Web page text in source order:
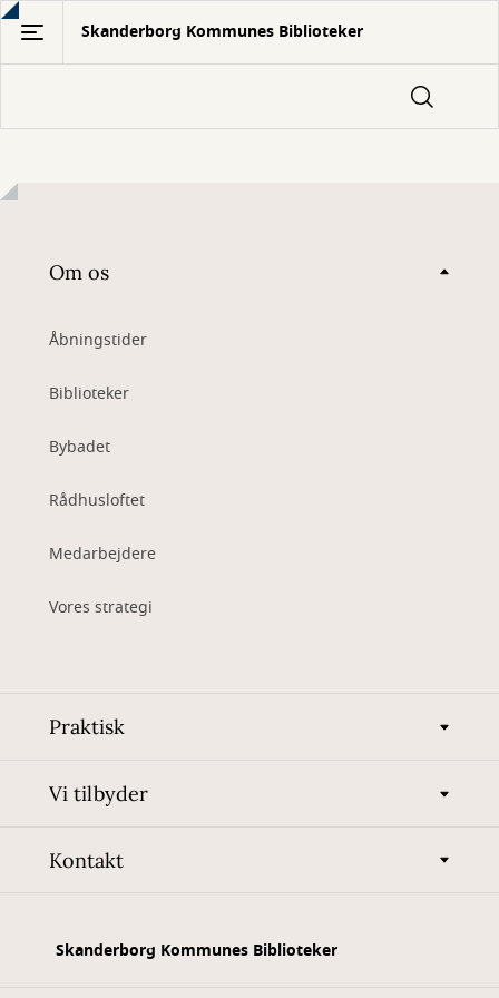
Gå
hovedindhold
Skanderborg Kommunes Biblioteker
Om os
Åbningstider
Biblioteker
Bybadet
Rådhusloftet
Medarbejdere
Vores strategi
Praktisk
Vi tilbyder
Kontakt
Skanderborg Kommunes Biblioteker